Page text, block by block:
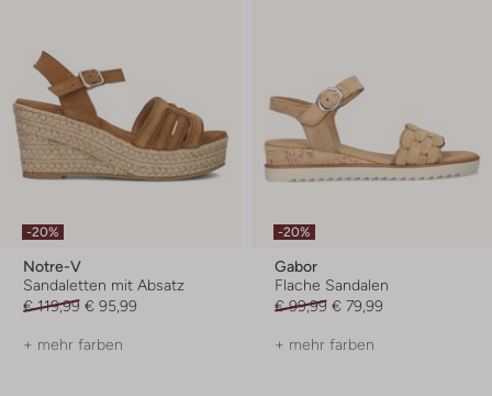
-20%
Notre-V
Sandaletten mit Absatz
€ 119,99 € 95,99
+ mehr farben
-20%
Gabor
Flache Sandalen
€ 99,99 € 79,99
+ mehr farben